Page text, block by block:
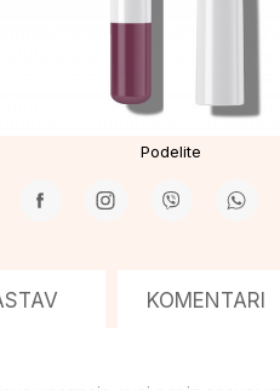
Podelite
KOMENTARI